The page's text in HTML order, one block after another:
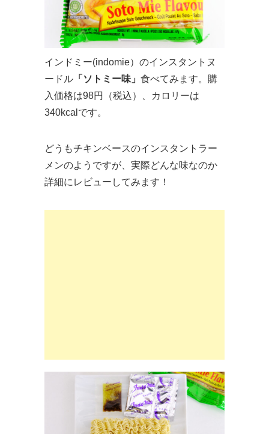
インドミー(indomie）のインスタントヌ
ードル 「ソトミー味」 食べてみます。購
入価格は98円（税込）、カロリーは
340kcalです。
どうもチキンベースのインスタントラー
メンのようですが、実際どんな味なのか
詳細にレビューしてみます！